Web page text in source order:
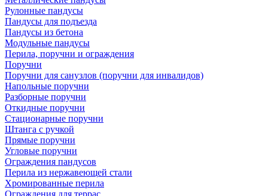
Рулонные пандусы
Пандусы для подъезда
Пандусы из бетона
Модульные пандусы
Перила, поручни и ограждения
Поручни
Поручни для санузлов (поручни для инвалидов)
Напольные поручни
Разборные поручни
Откидные поручни
Стационарные поручни
Штанга с ручкой
Прямые поручни
Угловые поручни
Ограждения пандусов
Перила из нержавеющей стали
Хромированные перила
Ограждения для террас